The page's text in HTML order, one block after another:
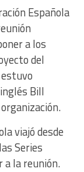
Española
a los
del
Bill
viajó desde
Series
a la reunión.